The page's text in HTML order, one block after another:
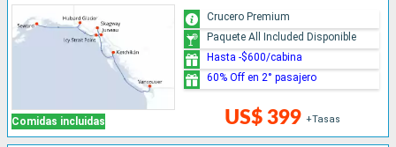
Comidas incluidas US$ 399 +Tasas
Crucero Premium
Paquete All Included Disponible
Hasta -$600/cabina
60% Off en 2° pasajero